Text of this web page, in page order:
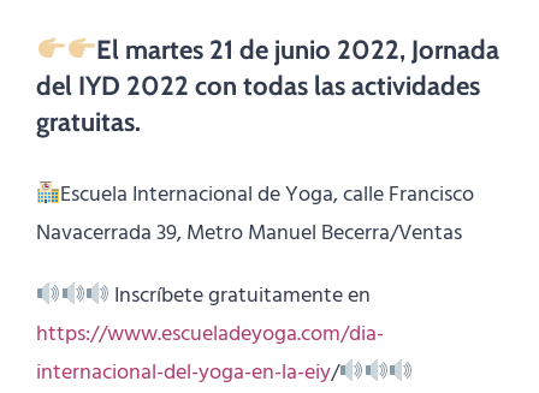
El martes 21 de junio 2022, Jornada
del IYD 2022 con todas las actividades
gratuitas.
Escuela Internacional de Yoga, calle Francisco
Navacerrada 39, Metro Manuel Becerra/Ventas
Inscríbete gratuitamente en
https://www.escueladeyoga.com/dia-
internacional-del-yoga-en-la-eiy/